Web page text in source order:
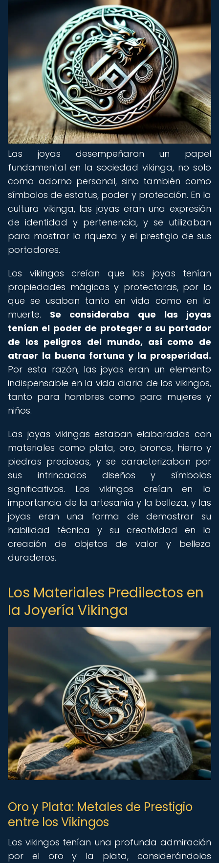
Las joyas desempeñaron un papel
fundamental en la sociedad vikinga, no solo
como adorno personal, sino también como
símbolos de estatus, poder y protección. En la
cultura vikinga, las joyas eran una expresión
de identidad y pertenencia, y se utilizaban
para mostrar la riqueza y el prestigio de sus
portadores.
Los vikingos creían que las joyas tenían
propiedades mágicas y protectoras, por lo
que se usaban tanto en vida como en la
muerte. Se consideraba que las joyas
tenían el poder de proteger a su portador
de los peligros del mundo, así como de
atraer la buena fortuna y la prosperidad.
Por esta razón, las joyas eran un elemento
indispensable en la vida diaria de los vikingos,
tanto para hombres como para mujeres y
niños.
Las joyas vikingas estaban elaboradas con
materiales como plata, oro, bronce, hierro y
piedras preciosas, y se caracterizaban por
sus intrincados diseños y símbolos
significativos. Los vikingos creían en la
importancia de la artesanía y la belleza, y las
joyas eran una forma de demostrar su
habilidad técnica y su creatividad en la
creación de objetos de valor y belleza
duraderos.
Los Materiales Predilectos en
la Joyería Vikinga
Oro y Plata: Metales de Prestigio
entre los Vikingos
Los vikingos tenían una profunda admiración
por el oro y la plata, considerándolos